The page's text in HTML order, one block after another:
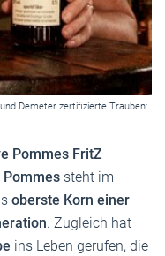
Demeter zertifizierte Trauben:
Pommes FritZ
Pommes steht im
oberste Korn einer
. Zugleich hat
ins Leben gerufen, die